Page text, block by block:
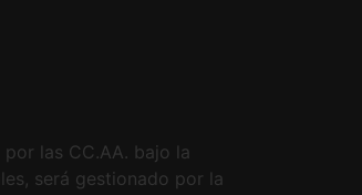
las CC.AA. bajo la
será gestionado por la